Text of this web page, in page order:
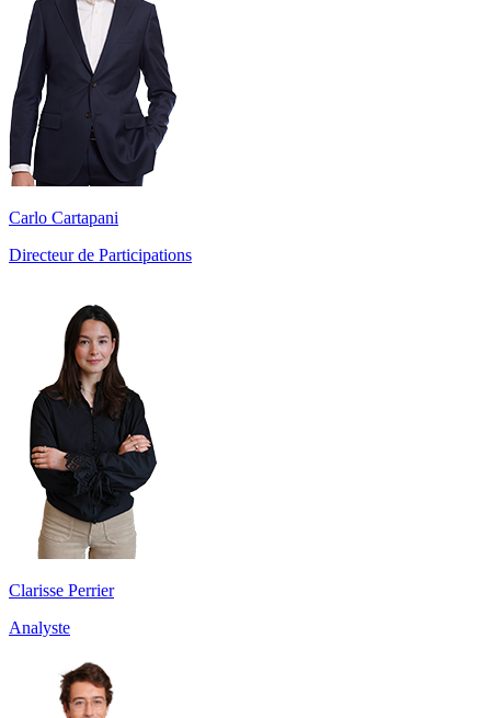
Carlo Cartapani
Directeur de Participations
Clarisse Perrier
Analyste